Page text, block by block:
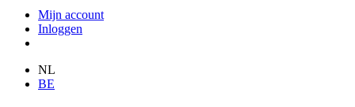
Mijn account
Inloggen
NL
BE